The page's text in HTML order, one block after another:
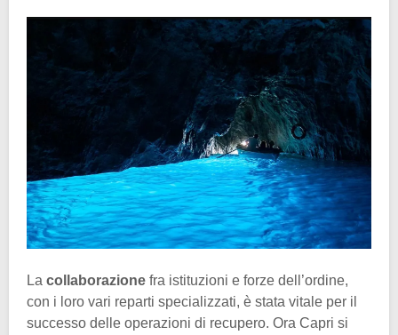
La collaborazione fra istituzioni e forze dell’ordine,
con i loro vari reparti specializzati, è stata vitale per il
successo delle operazioni di recupero. Ora Capri si